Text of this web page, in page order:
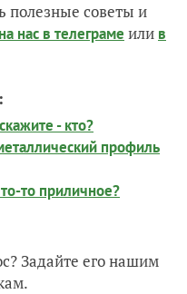
полезные советы и
нас в телеграме или в
- кто?
профиль
то приличное?
Задайте его нашим